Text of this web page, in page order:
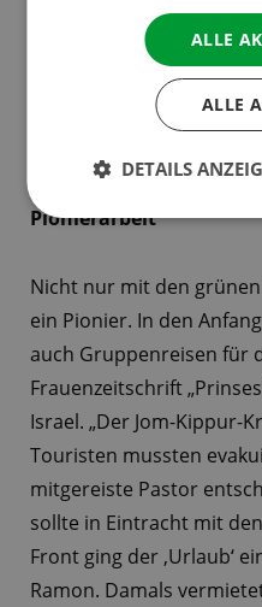
verlängern
CampingCard ACSI-
ziehen die Websites
Apps werden von fast
Pionierarbeit
Nicht nur mit den
ein Pionier. In den
auch Gruppenreisen für
Frauenzeitschrift
Israel. „Der Jom-Kippur-
Touristen mussten
mitgereiste Pastor
sollte in Eintracht mit
Front ging der ‚Urlaub‘
Ramon. Damals
ALLE
ALLE
DETAILS